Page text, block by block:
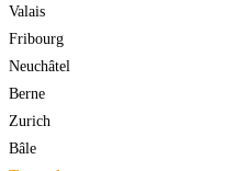
Valais
Fribourg
Neuchâtel
Berne
Zurich
Bâle